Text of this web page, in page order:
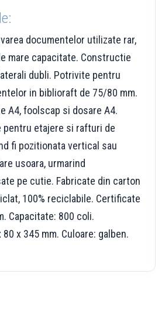
documentelor utilizate rar,
mare capacitate. Constructie
dubli. Potrivite pentru
in biblioraft de 75/80 mm.
A4, foolscap si dosare A4.
pentru etajere si rafturi de
fi pozitionata vertical sau
usoara, urmarind
pe cutie. Fabricate din carton
100% reciclabile. Certificate
Capacitate: 800 coli.
x 345 mm. Culoare: galben.